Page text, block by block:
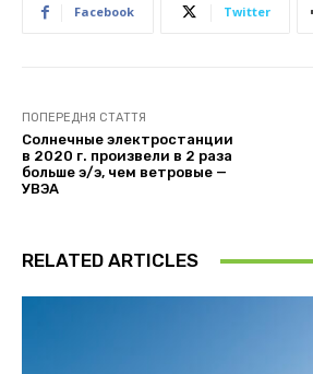
Facebook Twitter
ПОПЕРЕДНЯ СТАТТЯ
Солнечные электростанции
в 2020 г. произвели в 2 раза
больше э/э, чем ветровые —
УВЭА
RELATED ARTICLES